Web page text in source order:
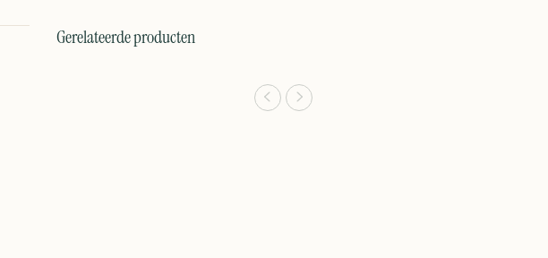
Gerelateerde producten